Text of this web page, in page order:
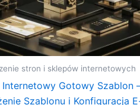
stron i sklepów internetowych
Internetowy Gotowy Szablon
Szablonu i Konfiguracja